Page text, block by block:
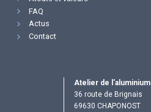
FAQ
Actus
Contact
Atelier de l’aluminium
36 route de Brignais
69630 CHAPONOST